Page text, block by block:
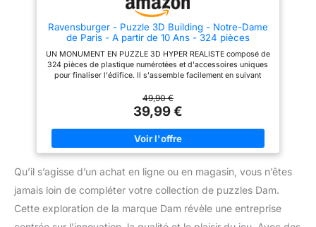
souhaitant offrir ou collectionner
Nuova edizione TG511 puzzle
Dame arricchisce la collezione
ROWOOD insieme a modelli
famosi come Big Ben, Tower
un’aggiunta elegante e raffinata
de 14 ans et plus. Ce modèle
pour bureaux, étagères et
espaces d’exposition, idéal
et les collectionneurs.
Ravensburger - Puzzle 3D Building - Notre-Dame
de Paris - A partir de 10 Ans - 324 pièces
numérotées à Assembler sans Colle -
Accessoires de Finition Inclus - 12523
UN MONUMENT EN PUZZLE 3D HYPER REALISTE composé de
324 pièces de plastique numérotées et d'accessoires uniques
pour finaliser l'édifice. Il s'assemble facilement en suivant
Contenu : 1 puzzle 3D de 324 pièces, ses accessoires de
finition et une notice détaillée et illustrée. NOTRE DAME DE
PARIS Simple à monter, cette superbe reproduction en 3D de
l'emblématique cathédrale Notre-Dame de Paris ravira petits et
grands, dès 10 ans ! Admirez tous les détails de finition de ce
monument et partez pour une évasion parisienne le temps d'un
HAUTE QUALITE : La technologie Easyclick et la qualité de
assure ainsi la solidité du puzzle 3D, le tout SANS la moindre
COLLE ! Le montage est facile grâce aux instructions illustrées
et aux pièces de puzzle numérotées. Longueur : 34 cm,
Largeur : 16 cm, Hauteur : 26 cm UN CADEAU IDEAL pour tous
49,90 €
39,99 €
Qu’il s’agisse d’un achat en ligne ou en magasin, vous n’êtes
jamais loin de compléter votre collection de puzzles Dam.
Cette exploration de la marque Dam révèle une entreprise